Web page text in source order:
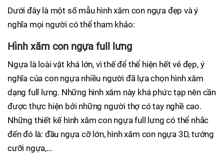
Dưới đây là một số mẫu hình xăm con ngựa đẹp và ý
nghĩa mọi người có thể tham khảo:
Hình xăm con ngựa full lưng
Ngựa là loài vật khá lớn, vì thế để thể hiện hết vẻ đẹp, ý
nghĩa của con ngựa nhiều người đã lựa chọn hình xăm
dạng full lưng. Những hình xăm này khá phức tạp nên cần
được thực hiện bởi những người thợ có tay nghề cao.
Những thiết kế hình xăm con ngựa full lưng có thể nhắc
đến đó là: đầu ngựa cỡ lớn, hình xăm con ngựa 3D, tướng
cưỡi ngựa,…